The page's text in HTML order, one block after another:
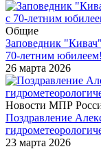
Общие
Заповедник
70-летним юбилеем!
26 марта 2026
Новости МПР
Поздравление
23 марта 2026